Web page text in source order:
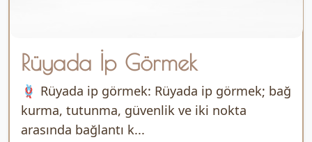
Rüyada İp Görmek
🪢 Rüyada ip görmek: Rüyada ip görmek; bağ
kurma, tutunma, güvenlik ve iki nokta
arasında bağlantı k...